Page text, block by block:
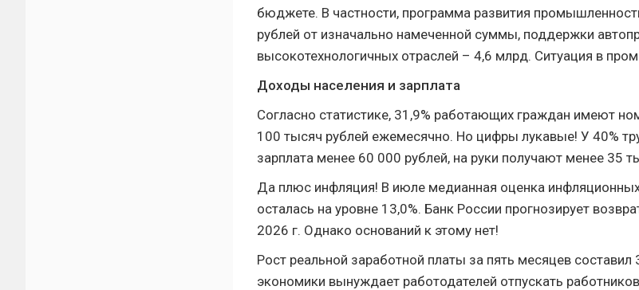
бюджете. В частности, программа развития
рублей от изначально намеченной суммы, поддержки
высокотехнологичных отраслей – 4,6 млрд. Ситуация в
Доходы населения и зарплата
Согласно статистике, 31,9% работающих граждан имеют
100 тысяч рублей ежемесячно. Но цифры лукавые! У 40%
зарплата менее 60 000 рублей, на руки получают менее 35
Да плюс инфляция! В июле медианная оценка
осталась на уровне 13,0%. Банк России прогнозирует
2026 г. Однако оснований к этому нет!
Рост реальной заработной платы за пять месяцев
экономики вынуждает работодателей отпускать